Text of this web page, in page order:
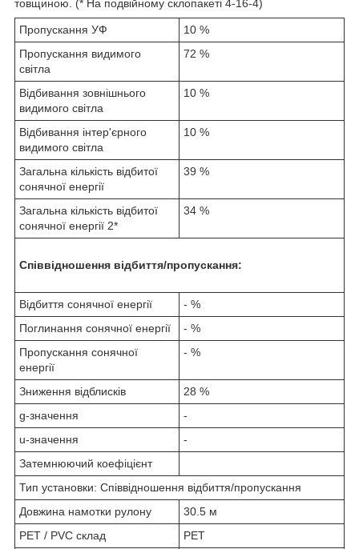
товщиною. (* На подвійному склопакеті 4-16-4)
Пропускання УФ
10 %
Пропускання видимого
світла
72 %
Відбивання зовнішнього
видимого світла
10 %
Відбивання інтер'єрного
видимого світла
10 %
Загальна кількість відбитої
сонячної енергії
39 %
Загальна кількість відбитої
сонячної енергії 2*
34 %
Співвідношення відбиття/пропускання:
Відбиття сонячної енергії
- %
Поглинання сонячної енергії
- %
Пропускання сонячної
енергії
- %
Зниження відблисків
28 %
g-значення
-
u-значення
-
Затемнюючий коефіцієнт
Тип установки: Співвідношення відбиття/пропускання
Довжина намотки рулону
30.5 м
PET / PVC склад
PET